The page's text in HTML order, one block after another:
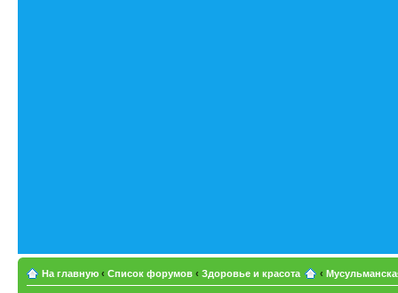
На главную ‹ Список форумов ‹ Здоровье и красота ‹